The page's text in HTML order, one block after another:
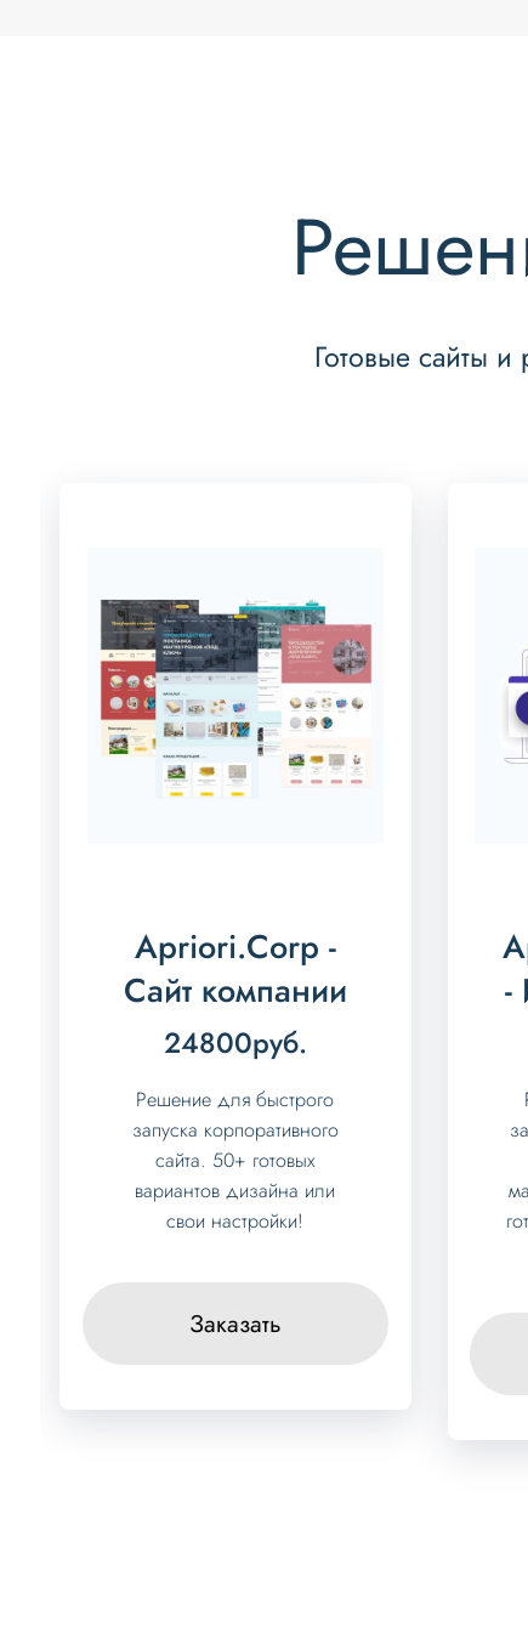
Готовые сайты
Apriori.Corp -
Сайт компании
24800руб.
Решение для быстрого
запуска корпоративного
сайта. 50+ готовых
вариантов дизайна или
свои настройки!
Заказать
-